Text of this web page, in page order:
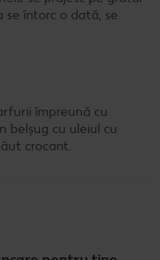
se întorc o dată, se
împreună cu
belșug cu uleiul cu
crocant.